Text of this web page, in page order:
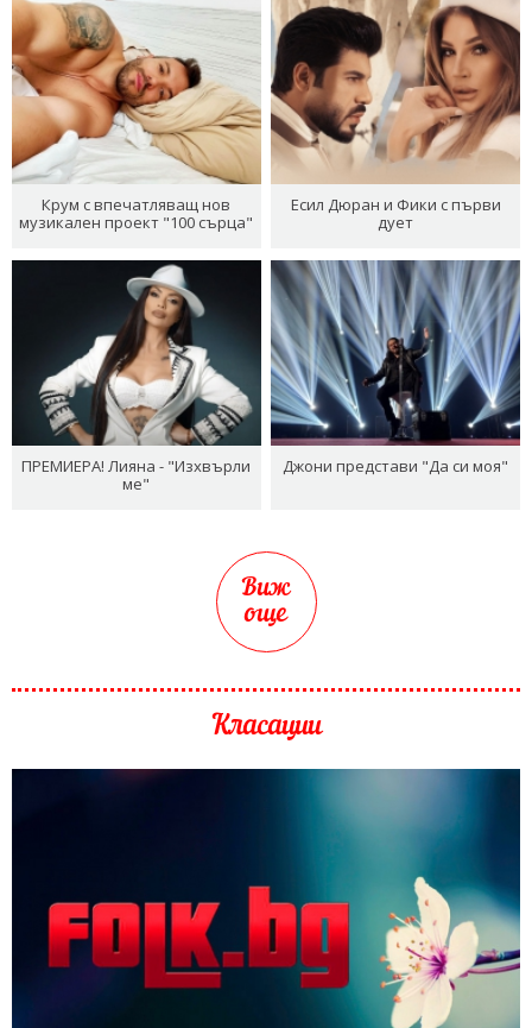
Крум с впечатляващ нов
музикален проект "100 сърца"
Есил Дюран и Фики с първи
дует
ПРЕМИЕРА! Лияна - "Изхвърли
ме"
Джони представи "Да си моя"
Виж
още
Класации